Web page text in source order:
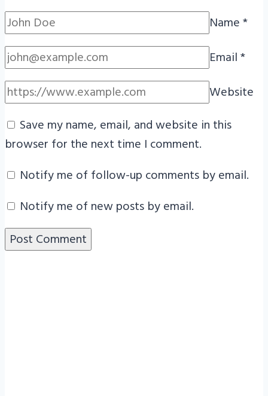
Name*
Email*
Website
Save my name, email, and website in this
browser for the next time I comment.
Notify me of follow-up comments by email.
Notify me of new posts by email.